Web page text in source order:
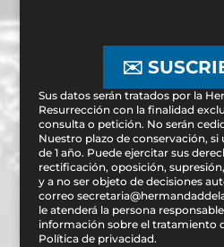
✉️
Sus datos serán tratados por la
Resurrección con la finalidad
consulta o petición. No serán
Nuestro plazo de conservación, si
de 1 año. Puede ejercitar sus
rectificación, oposición,
y a no ser objeto de decisiones
correo
le atenderá la persona
información sobre el tratamiento
Política de privacidad.